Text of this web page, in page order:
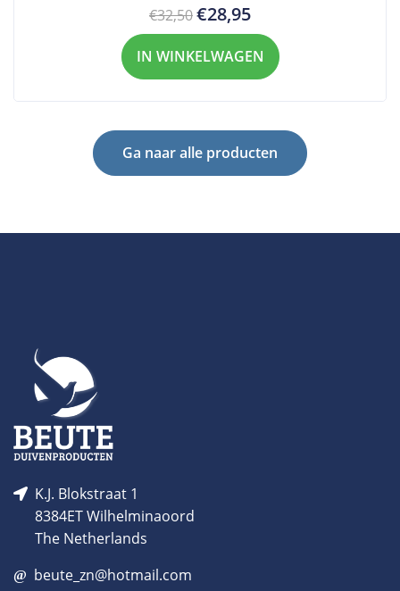
€32,50€28,95
IN WINKELWAGEN
Ga naar alle producten
K.J. Blokstraat 1
8384ET Wilhelminaoord
The Netherlands
beute_zn@hotmail.com